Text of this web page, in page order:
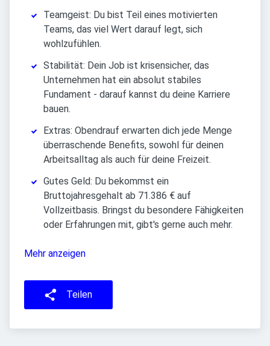
Teamgeist: Du bist Teil eines motivierten
Teams, das viel Wert darauf legt, sich
wohlzufühlen.
Stabilität: Dein Job ist krisensicher, das
Unternehmen hat ein absolut stabiles
Fundament - darauf kannst du deine Karriere
bauen.
Extras: Obendrauf erwarten dich jede Menge
überraschende Benefits, sowohl für deinen
Arbeitsalltag als auch für deine Freizeit.
Gutes Geld: Du bekommst ein
Bruttojahresgehalt ab 71.386 € auf
Vollzeitbasis. Bringst du besondere Fähigkeiten
oder Erfahrungen mit, gibt's gerne auch mehr.
Mehr anzeigen
Teilen